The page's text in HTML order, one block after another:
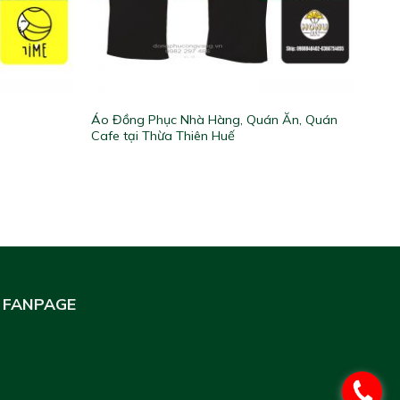
Áo Đồng Phục Nhà Hàng, Quán Ăn, Quán
Cafe tại Thừa Thiên Huế
FANPAGE